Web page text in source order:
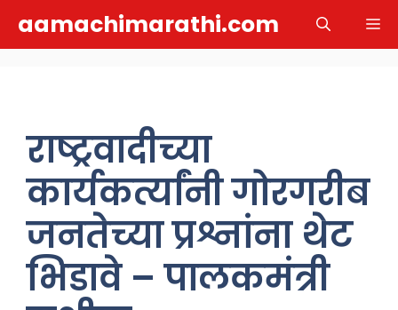
aamachimarathi.com
राष्ट्रवादीच्या
कार्यकर्त्यांनी गोरगरीब
जनतेच्या प्रश्नांना थेट
भिडावे – पालकमंत्री